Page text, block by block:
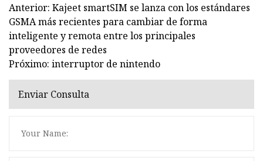
Anterior: Kajeet smartSIM se lanza con los estándares
GSMA más recientes para cambiar de forma
inteligente y remota entre los principales
proveedores de redes
Próximo: interruptor de nintendo
Enviar Consulta